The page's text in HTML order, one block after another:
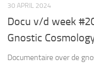
30 APRIL 2024
Docu v/d week
Gnostic
Documentaire over de